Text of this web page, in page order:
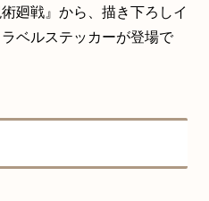
廻戦』から、描き下ろしイ
ベルステッカーが登場で